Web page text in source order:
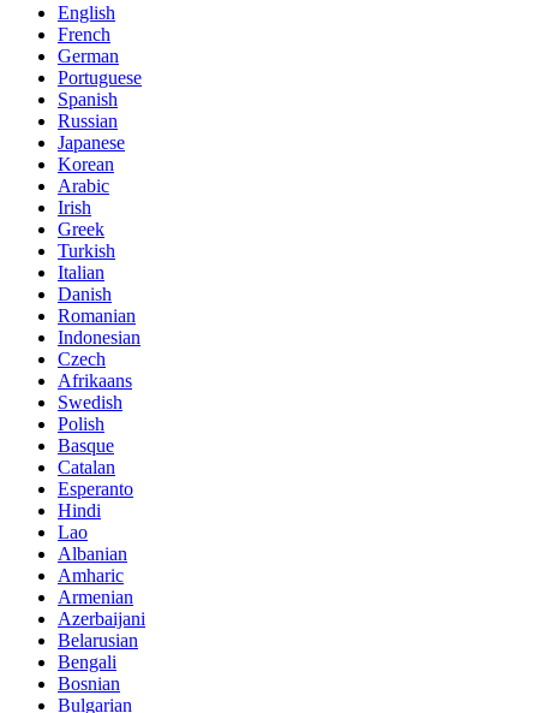
English
French
German
Portuguese
Spanish
Russian
Japanese
Korean
Arabic
Irish
Greek
Turkish
Italian
Danish
Romanian
Indonesian
Czech
Afrikaans
Swedish
Polish
Basque
Catalan
Esperanto
Hindi
Lao
Albanian
Amharic
Armenian
Azerbaijani
Belarusian
Bengali
Bosnian
Bulgarian